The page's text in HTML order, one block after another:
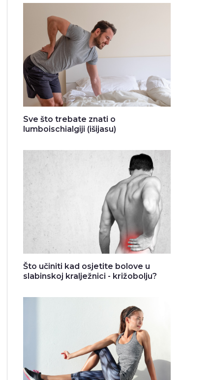
Sve što trebate znati o
lumboischialgiji (išijasu)
Što učiniti kad osjetite bolove u
slabinskoj kralježnici - križobolju?